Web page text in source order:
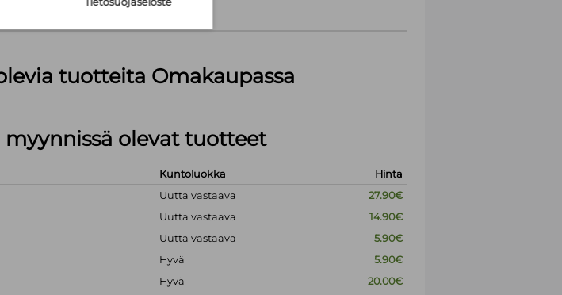
tuotteita Omakaupassa
olevat tuotteet
Kuntoluokka
Hinta
Uutta vastaava
27.90€
Uutta vastaava
14.90€
Uutta vastaava
5.90€
Hyvä
5.90€
Hyvä
20.00€